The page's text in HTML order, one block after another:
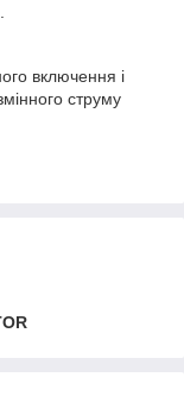
включення і
струму